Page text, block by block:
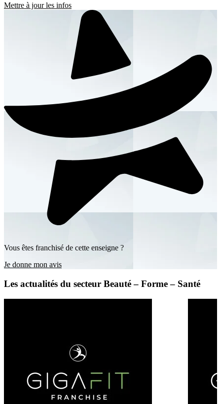
Mettre à jour les infos
Vous êtes franchisé de cette enseigne ?
Je donne mon avis
Les actualités du secteur Beauté – Forme – Santé